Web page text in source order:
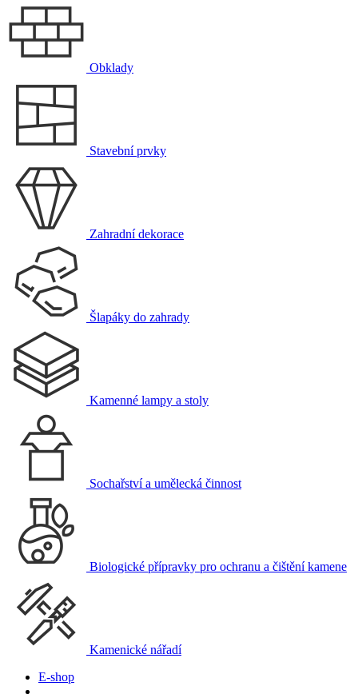
Obklady
Stavební prvky
Zahradní dekorace
Šlapáky do zahrady
Kamenné lampy a stoly
Sochařství a umělecká činnost
Biologické přípravky pro ochranu a čištění kamene
Kamenické nářadí
E-shop